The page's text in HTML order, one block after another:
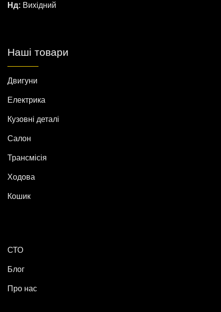
Нд: Вихідний
Наші товари
Двигуни
Електрика
Кузовні деталі
Салон
Трансмісія
Ходова
Кошик
СТО
Блог
Про нас